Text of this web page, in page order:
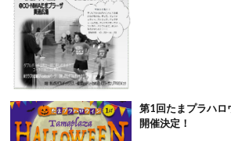
第1回たまプラハ
開催決定！